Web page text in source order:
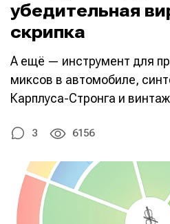
убедительная
скрипка
А ещё — инструмент для
миксов в автомобиле,
Карплуса-Стронга и
3 6156